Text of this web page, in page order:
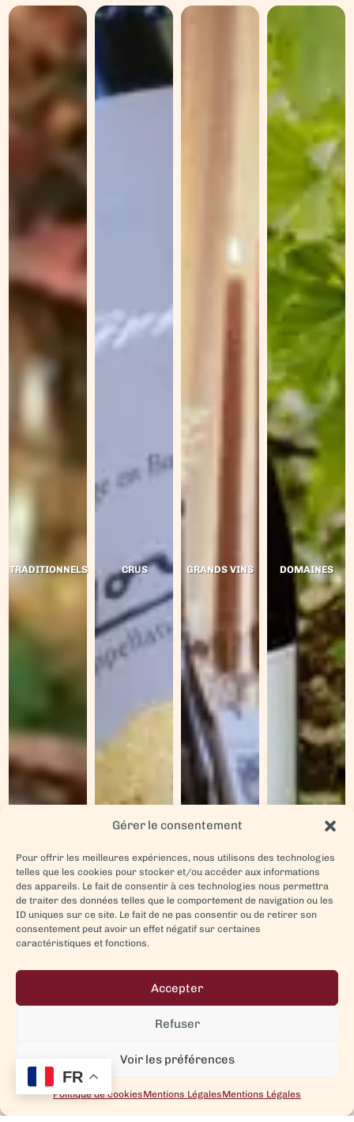
Gérer le consentement
Pour offrir les meilleures expériences, nous utilisons des technologies
telles que les cookies pour stocker et/ou accéder aux informations
des appareils. Le fait de consentir à ces technologies nous permettra
de traiter des données telles que le comportement de navigation ou les
ID uniques sur ce site. Le fait de ne pas consentir ou de retirer son
consentement peut avoir un effet négatif sur certaines
caractéristiques et fonctions.
Accepter
Refuser
Voir les préférences
Politique de cookiesMentions LégalesMentions Légales
TRADITIONNELS CRUS GRANDS VINS DOMAINES
FR